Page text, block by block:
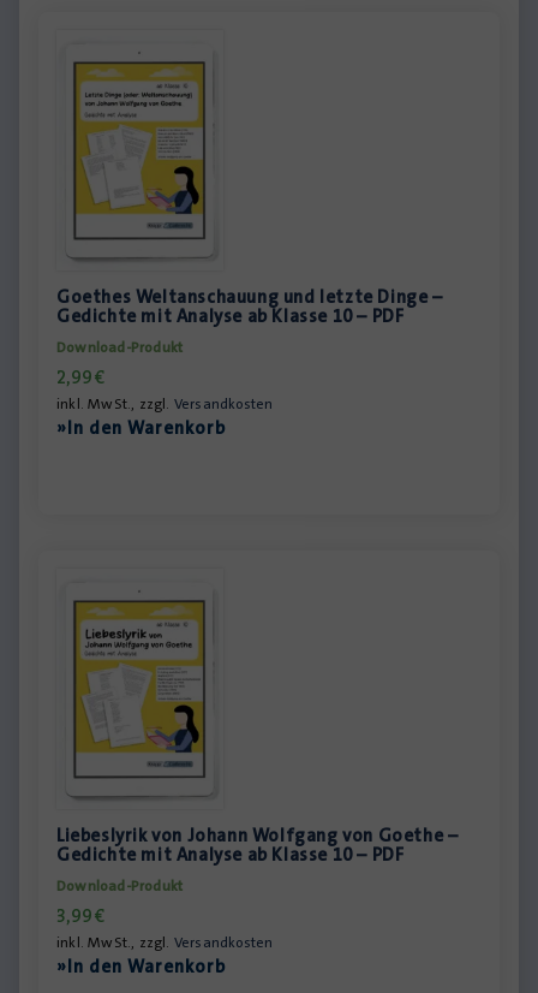
Goethes Weltanschauung und letzte Dinge –
Gedichte mit Analyse ab Klasse 10 – PDF
Download-Produkt
2,99€
inkl. MwSt., zzgl. Versandkosten
»In den Warenkorb
Liebeslyrik von Johann Wolfgang von Goethe –
Gedichte mit Analyse ab Klasse 10 – PDF
Download-Produkt
3,99€
inkl. MwSt., zzgl. Versandkosten
»In den Warenkorb